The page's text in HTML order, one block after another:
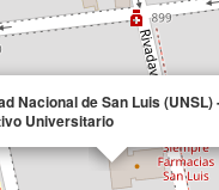
Nacional de San Luis (UNSL)
Universitario